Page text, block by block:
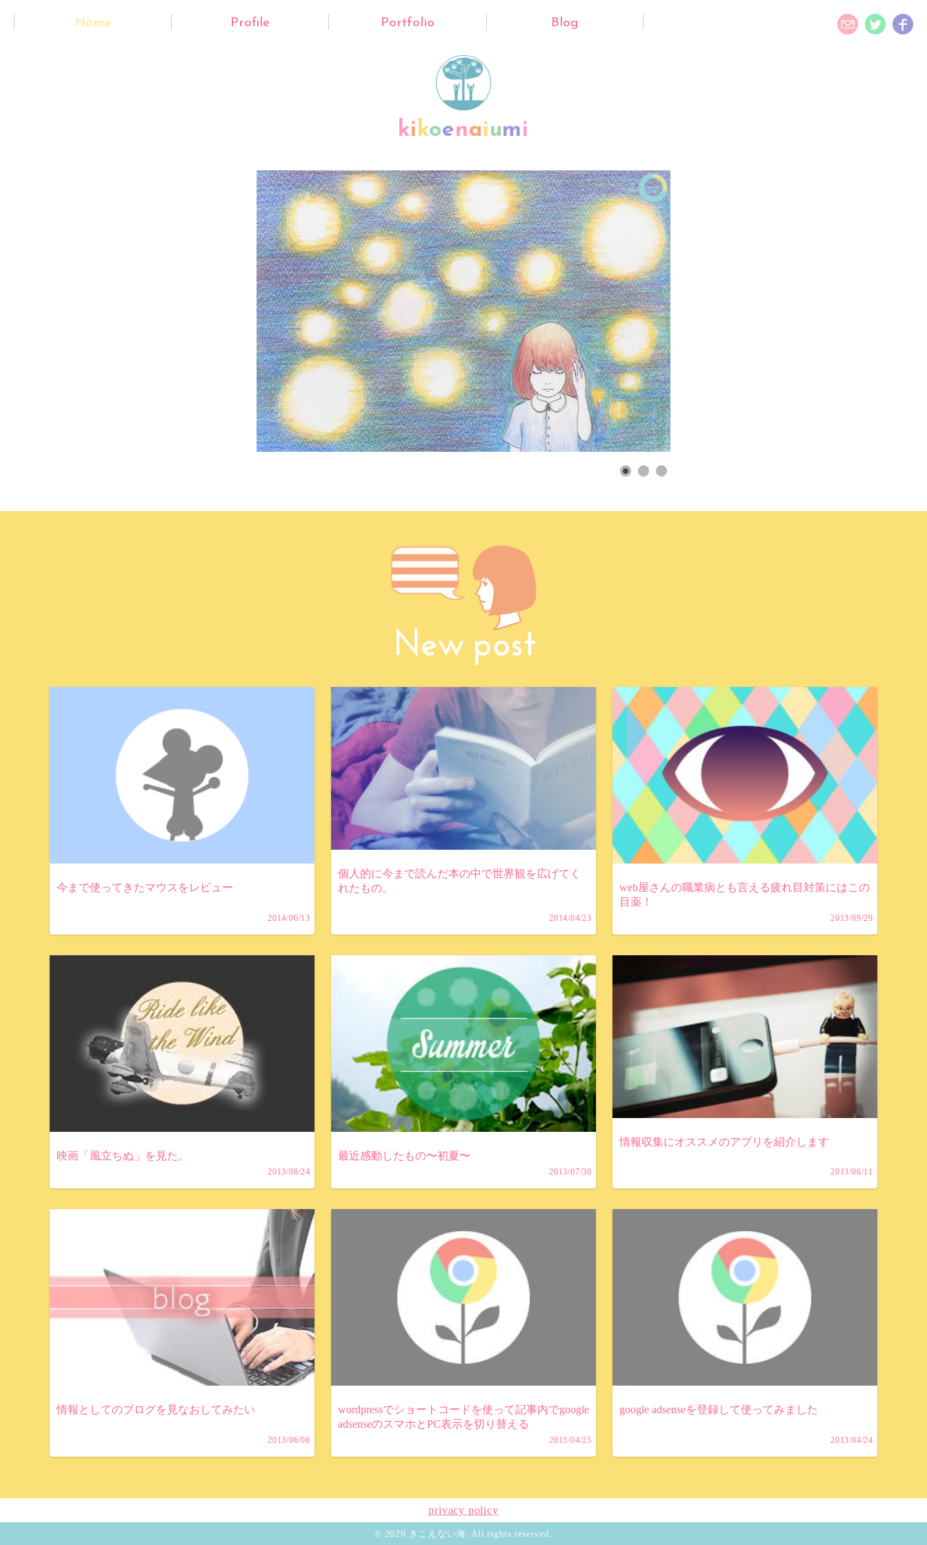
kikoenaiumi
Home Profile Portfolio Blog
今まで使ってきたマウスをレビュー
2014/06/13
個人的に今まで読んだ本の中で世界観を広げてく
れたもの。
2014/04/23
web屋さんの職業病とも言える疲れ目対策にはこの
目薬！
2013/09/29
映画「風立ちぬ」を見た。
2013/08/24
最近感動したもの〜初夏〜
2013/07/30
情報収集にオススメのアプリを紹介します
2013/06/11
情報としてのブログを見なおしてみたい
2013/06/06
wordpressでショートコードを使って記事内でgoogle
adsenseのスマホとPC表示を切り替える
2013/04/25
google adsenseを登録して使ってみました
2013/04/24
privacy policy
© 2026 きこえない海. All rights reserved.